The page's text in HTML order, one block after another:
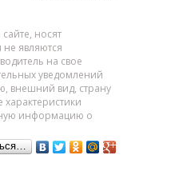
носят
являются
на свое
уведомлений
внешний вид, страну
характеристики
информацию о